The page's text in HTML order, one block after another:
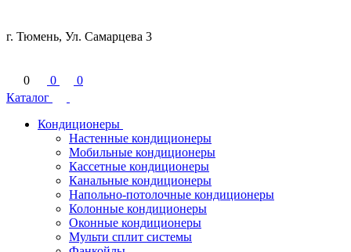
г. Тюмень, Ул. Самарцева 3
0 0
0
Каталог
Кондиционеры
Настенные кондиционеры
Мобильные кондиционеры
Кассетные кондиционеры
Канальные кондиционеры
Напольно-потолочные кондиционеры
Колонные кондиционеры
Оконные кондиционеры
Мульти сплит системы